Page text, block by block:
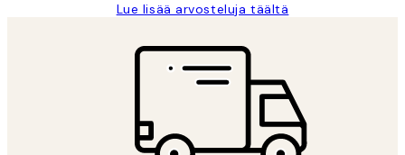
Lue lisää arvosteluja täältä